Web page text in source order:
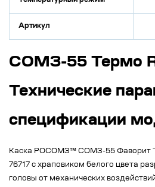
Артикул
СОМЗ-55 Термо
Технические
спецификации
Каска РОСОМЗ™ СОМЗ-55 Фаворит
76717 с храповиком белого цвета
головы от механических